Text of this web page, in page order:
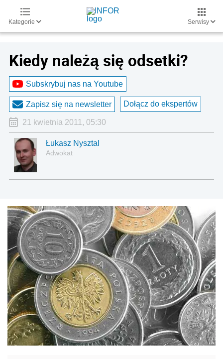
Kategorie Serwisy
Kiedy należą się odsetki?
Subskrybuj nas na Youtube
Zapisz się na newsletter Dołącz do ekspertów
21 kwietnia 2011, 05:30
Łukasz Nysztal
Adwokat